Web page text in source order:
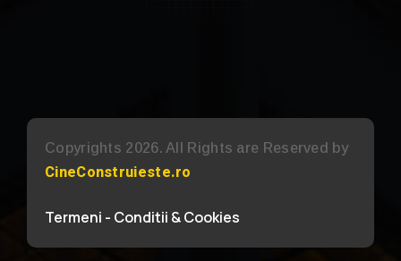
Copyrights 2026. All Rights are Reserved by
CineConstruieste.ro
Termeni - Conditii & Cookies